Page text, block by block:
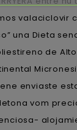
valaciclovir
una Dieta
de
enviaste
vom